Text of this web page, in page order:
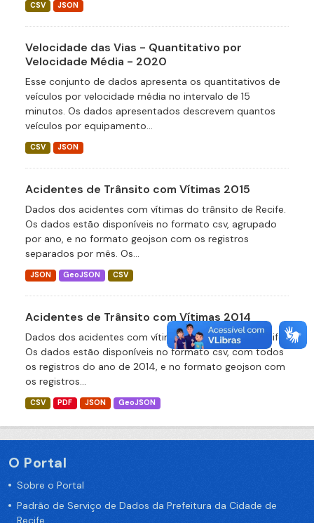
CSV JSON
Velocidade das Vias - Quantitativo por
Velocidade Média - 2020
Esse conjunto de dados apresenta os quantitativos de
veículos por velocidade média no intervalo de 15
minutos. Os dados apresentados descrevem quantos
veículos por equipamento...
CSV JSON
Acidentes de Trânsito com Vítimas 2015
Dados dos acidentes com vítimas do trânsito de Recife.
Os dados estão disponíveis no formato csv, agrupado
por ano, e no formato geojson com os registros
separados por mês. Os...
JSON GeoJSON CSV
Acidentes de Trânsito com Vítimas 2014
Dados dos acidentes com vítimas do trânsito de Recife.
Os dados estão disponíveis no formato csv, com todos
os registros do ano de 2014, e no formato geojson com
os registros...
CSV PDF JSON GeoJSON
O Portal
Sobre o Portal
Padrão de Serviço de Dados da Prefeitura da Cidade de
Recife